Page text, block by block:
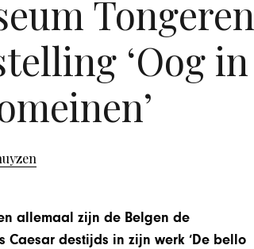
Tongeren
‘Oog in
allemaal zijn de Belgen de
Caesar destijds in zijn werk ‘De bello